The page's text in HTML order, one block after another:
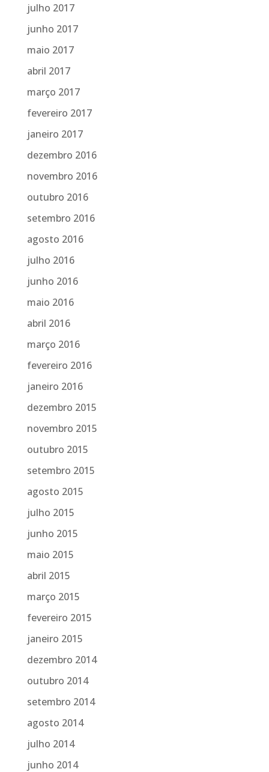
julho 2017
junho 2017
maio 2017
abril 2017
março 2017
fevereiro 2017
janeiro 2017
dezembro 2016
novembro 2016
outubro 2016
setembro 2016
agosto 2016
julho 2016
junho 2016
maio 2016
abril 2016
março 2016
fevereiro 2016
janeiro 2016
dezembro 2015
novembro 2015
outubro 2015
setembro 2015
agosto 2015
julho 2015
junho 2015
maio 2015
abril 2015
março 2015
fevereiro 2015
janeiro 2015
dezembro 2014
outubro 2014
setembro 2014
agosto 2014
julho 2014
junho 2014